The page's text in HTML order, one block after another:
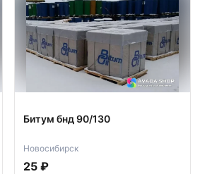
Битум бнд 90/130
Новосибирск
25 ₽